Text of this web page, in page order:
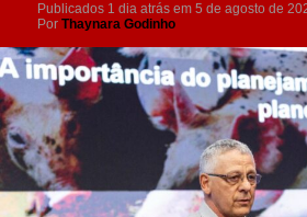
Publicados 1 dia atrás em 5 de agosto de
Por Thaynara Godinho